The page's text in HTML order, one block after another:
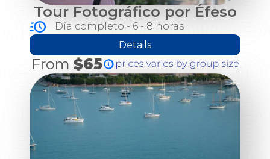
Tour Fotográfico por Éfeso
Día completo - 6 - 8 horas
Details
From $65